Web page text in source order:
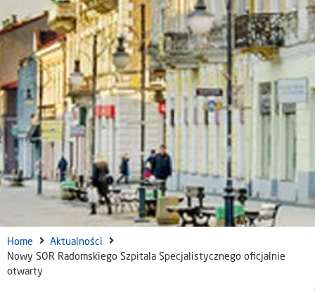
Home
Aktualności
Nowy SOR Radomskiego Szpitala Specjalistycznego oficjalnie
otwarty